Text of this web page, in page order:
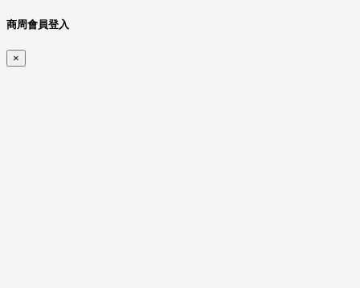
商周會員登入
×